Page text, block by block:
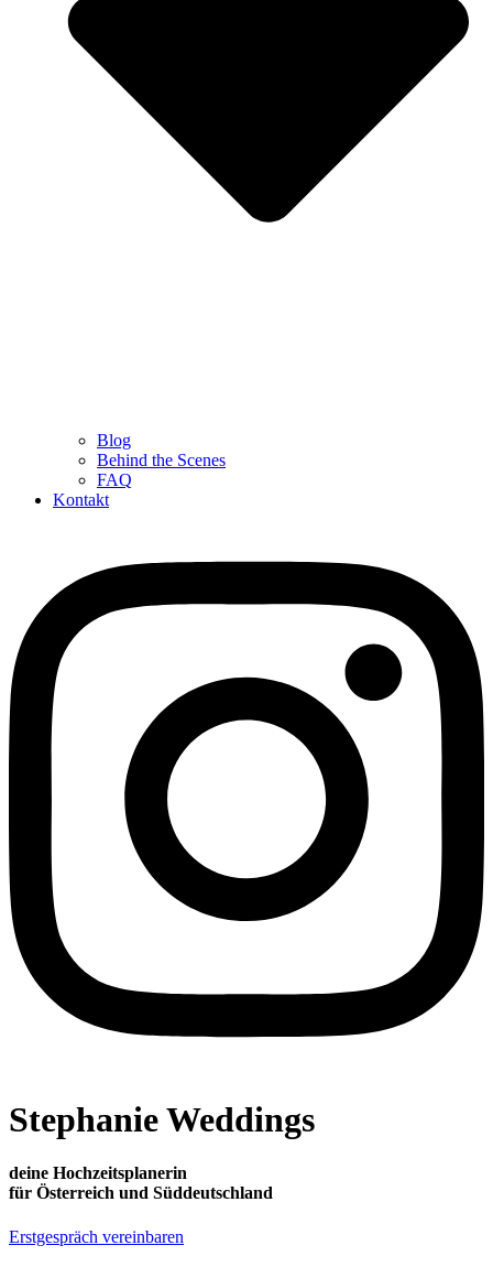
Blog
Behind the Scenes
FAQ
Kontakt
Stephanie Weddings
deine Hochzeits­planerin
für Österreich und Süddeutschland
Erstgespräch vereinbaren